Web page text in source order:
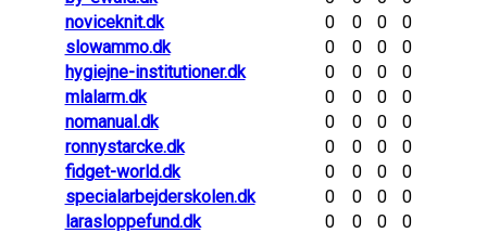
noviceknit.dk
0 0 0
0
slowammo.dk
0 0 0
0
hygiejne-institutioner.dk
0 0 0
0
mlalarm.dk
0 0 0
0
nomanual.dk
0 0 0
0
ronnystarcke.dk
0 0 0
0
fidget-world.dk
0 0 0
0
specialarbejderskolen.dk
0 0 0
0
larasloppefund.dk
0 0 0
0